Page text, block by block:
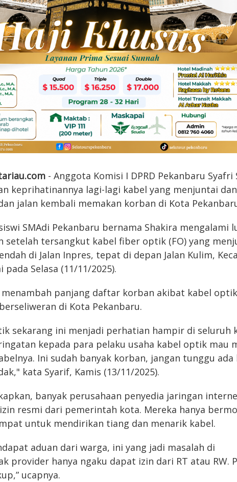
- Anggota Komisi I DPRD Pekanbaru Syafri
keprihatinannya lagi-lagi kabel yang menjuntai dan
jalan kembali memakan korban di Kota
SMAdi Pekanbaru bernama Shakira mengalami
setelah tersangkut kabel fiber optik (FO) yang
di Jalan Inpres, tepat di depan Jalan Kulim,
pada Selasa (11/11/2025).
menambah panjang daftar korban akibat kabel optik
di Kota Pekanbaru.
sekarang ini menjadi perhatian hampir di seluruh
kepada para pelaku usaha kabel optik mau
Ini sudah banyak korban, jangan tunggu ada
kata Syarif, Kamis (13/11/2025).
banyak perusahaan penyedia jaringan
resmi dari pemerintah kota. Mereka hanya
untuk mendirikan tiang dan menarik kabel.
aduan dari warga, ini yang jadi masalah di
provider hanya ngaku dapat izin dari RT atau RW.
ucapnya.